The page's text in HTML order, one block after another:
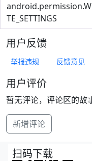
TE_SETTINGS
用户反馈
举报违规 反馈意见
用户评价
暂无评论，评论区的故
新增评论
扫码下载